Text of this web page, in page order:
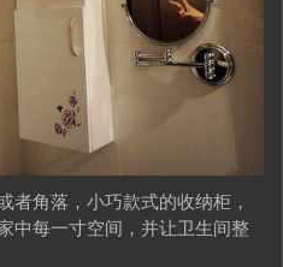
者角落，小巧款式的收纳柜，
中每一寸空间，并让卫生间整